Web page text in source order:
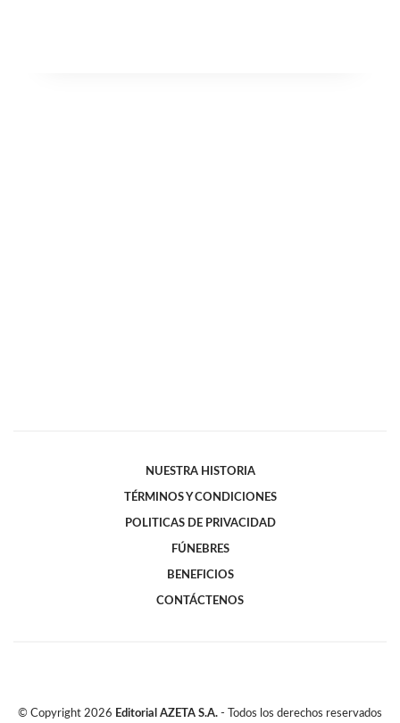
NUESTRA HISTORIA
TÉRMINOS Y CONDICIONES
POLITICAS DE PRIVACIDAD
FÚNEBRES
BENEFICIOS
CONTÁCTENOS
© Copyright 2026 Editorial AZETA S.A. - Todos los derechos reservados